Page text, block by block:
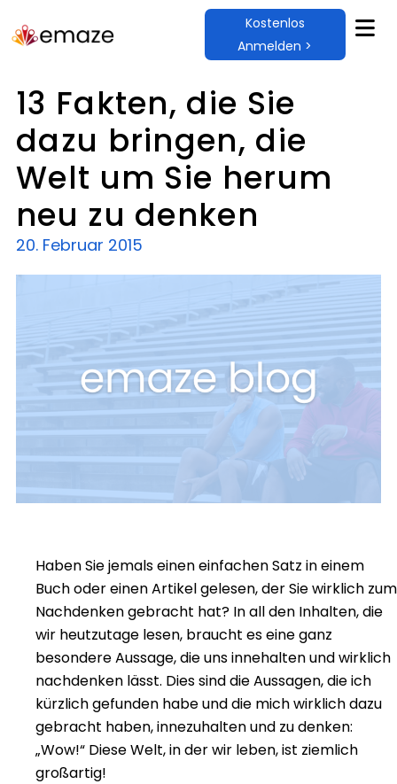
Kostenlos
Anmelden >
13 Fakten, die Sie
dazu bringen, die
Welt um Sie herum
neu zu denken
20. Februar 2015
Haben Sie jemals einen einfachen Satz in einem
Buch oder einen Artikel gelesen, der Sie wirklich zum
Nachdenken gebracht hat? In all den Inhalten, die
wir heutzutage lesen, braucht es eine ganz
besondere Aussage, die uns innehalten und wirklich
nachdenken lässt. Dies sind die Aussagen, die ich
kürzlich gefunden habe und die mich wirklich dazu
gebracht haben, innezuhalten und zu denken:
„Wow!“ Diese Welt, in der wir leben, ist ziemlich
großartig!